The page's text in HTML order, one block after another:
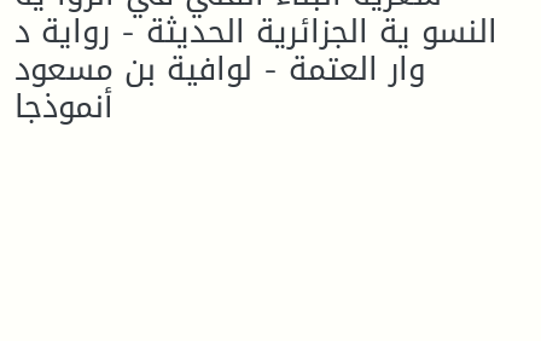
النسو یة الجزائریة الحدیثة - روایة د
وار العتمة - لوافیة بن مسعود
أنموذجا